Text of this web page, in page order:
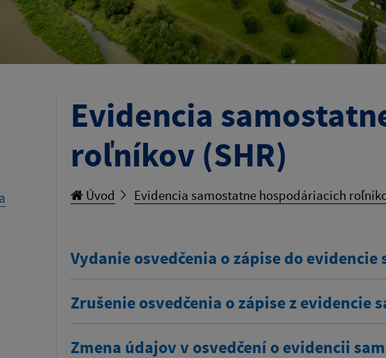
Evidencia
roľníkov (SHR)
Úvod Evidencia samostatne hospodáriacich
Vydanie osvedčenia o zápise do
Zrušenie osvedčenia o zápise z
Zmena údajov v osvedčení o evidencii